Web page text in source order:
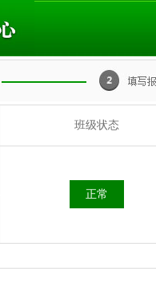
班级状态
正常